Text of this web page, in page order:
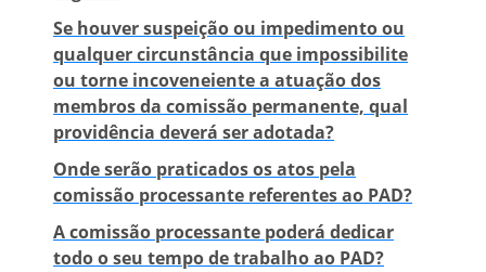
Se houver suspeição ou impedimento ou
qualquer circunstância que impossibilite
ou torne incoveneiente a atuação dos
membros da comissão permanente, qual
providência deverá ser adotada?
Onde serão praticados os atos pela
comissão processante referentes ao PAD?
A comissão processante poderá dedicar
todo o seu tempo de trabalho ao PAD?